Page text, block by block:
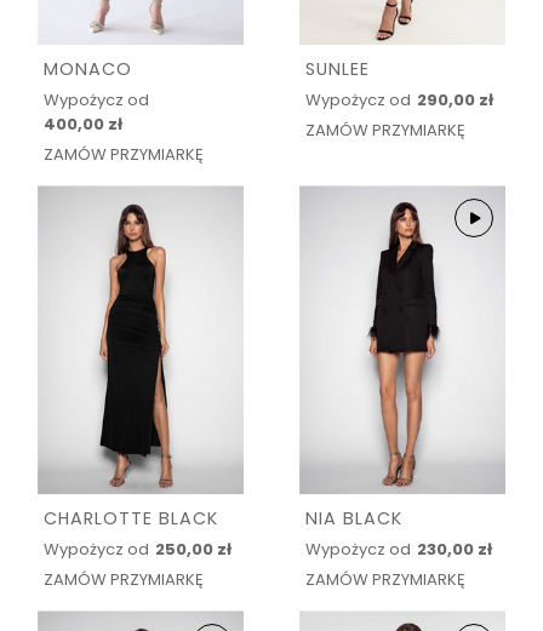
MONACO
Wypożycz od
400,00 zł
ZAMÓW PRZYMIARKĘ
SUNLEE
Wypożycz od 290,00 zł
ZAMÓW PRZYMIARKĘ
CHARLOTTE BLACK
Wypożycz od 250,00 zł
ZAMÓW PRZYMIARKĘ
NIA BLACK
Wypożycz od 230,00 zł
ZAMÓW PRZYMIARKĘ